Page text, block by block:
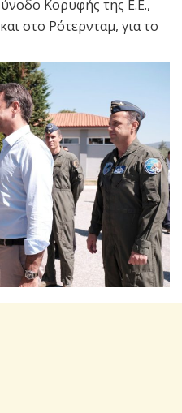
Κορυφής της Ε.Ε.,
στο Ρότερνταμ, για το